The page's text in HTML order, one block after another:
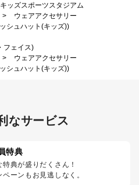
キッズスポーツスタジアム
>
ウェアアクセサリー
シュハット(キッズ))
フェイス)
>
ウェアアクセサリー
シュハット(キッズ))
なサービス
特典
典が盛りだくさん！
ーンもお見逃しなく。